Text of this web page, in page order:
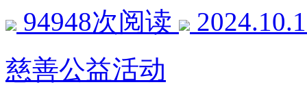
94948次阅读
慈善公益活动